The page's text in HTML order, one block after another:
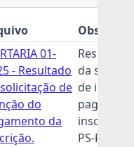
01-
- Resultado
de
do
da
da
de
inscrição
PS-PVO